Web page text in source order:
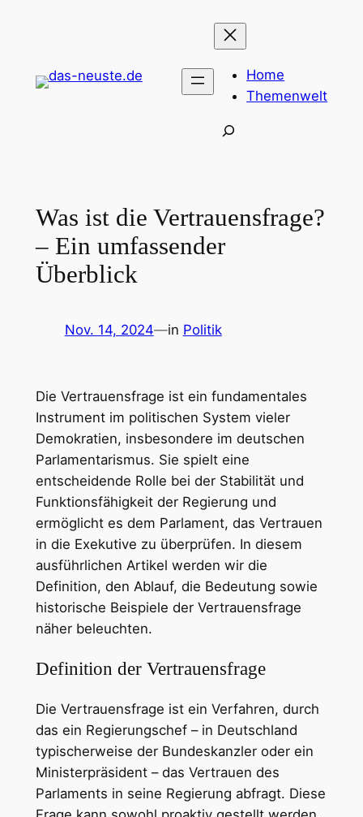
Home
Themenwelt
Suchen
Was ist die Vertrauensfrage?
– Ein umfassender
Überblick
Nov. 14, 2024—in Politik
Die Vertrauensfrage ist ein fundamentales
Instrument im politischen System vieler
Demokratien, insbesondere im deutschen
Parlamentarismus. Sie spielt eine
entscheidende Rolle bei der Stabilität und
Funktionsfähigkeit der Regierung und
ermöglicht es dem Parlament, das Vertrauen
in die Exekutive zu überprüfen. In diesem
ausführlichen Artikel werden wir die
Definition, den Ablauf, die Bedeutung sowie
historische Beispiele der Vertrauensfrage
näher beleuchten.
Definition der Vertrauensfrage
Die Vertrauensfrage ist ein Verfahren, durch
das ein Regierungschef – in Deutschland
typischerweise der Bundeskanzler oder ein
Ministerpräsident – das Vertrauen des
Parlaments in seine Regierung abfragt. Diese